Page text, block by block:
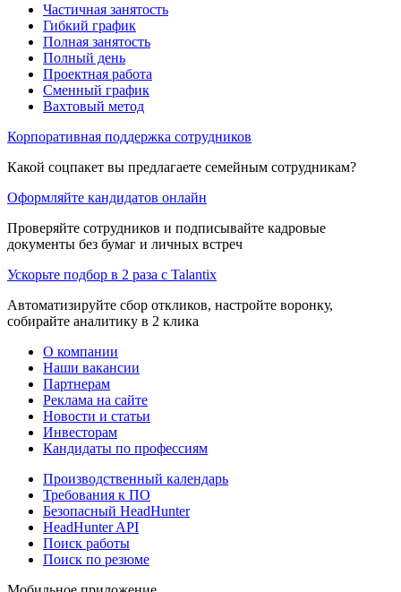
Частичная занятость
Гибкий график
Полная занятость
Полный день
Проектная работа
Сменный график
Вахтовый метод
Корпоративная поддержка сотрудников
Какой соцпакет вы предлагаете семейным сотрудникам?
Оформляйте кандидатов онлайн
Проверяйте сотрудников и подписывайте кадровые
документы без бумаг и личных встреч
Ускорьте подбор в 2 раза с Talantix
Автоматизируйте сбор откликов, настройте воронку,
собирайте аналитику в 2 клика
О компании
Наши вакансии
Партнерам
Реклама на сайте
Новости и статьи
Инвесторам
Кандидаты по профессиям
Производственный календарь
Требования к ПО
Безопасный HeadHunter
HeadHunter API
Поиск работы
Поиск по резюме